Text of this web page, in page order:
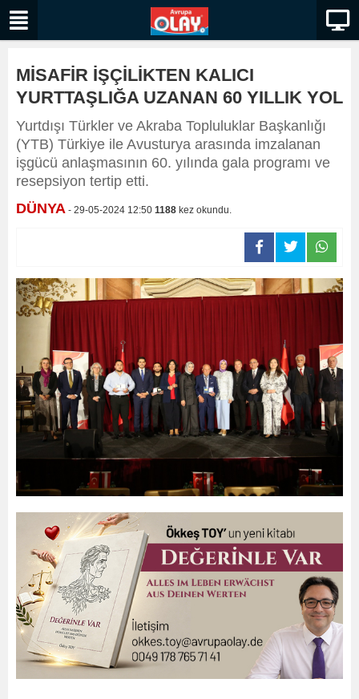
MİSAFİR İŞÇİLİKTEN KALICI
YURTTAŞLIĞA UZANAN 60 YILLIK YOL
Yurtdışı Türkler ve Akraba Topluluklar Başkanlığı
(YTB) Türkiye ile Avusturya arasında imzalanan
işgücü anlaşmasının 60. yılında gala programı ve
resepsiyon tertip etti.
DÜNYA - 29-05-2024 12:50 1188 kez okundu.